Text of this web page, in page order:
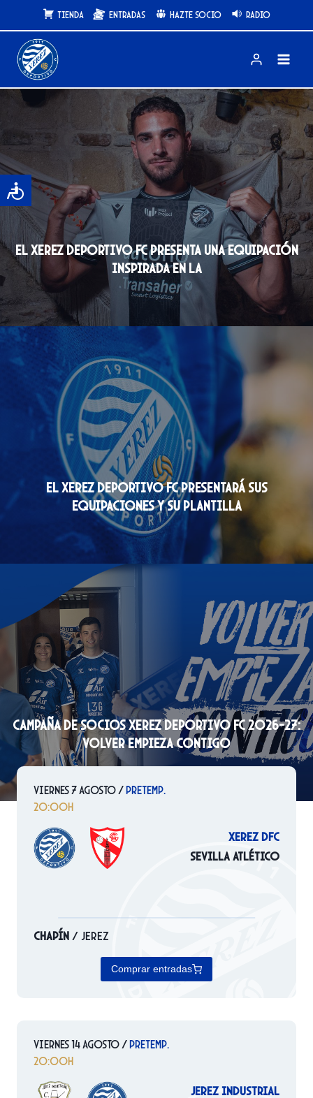
al
contenido
Tienda Entradas Hazte Socio Radio
El Xerez Deportivo FC presenta una equipación
inspirada en la
El Xerez Deportivo FC presentará sus
equipaciones y su plantilla
Campaña de Socios Xerez Deportivo FC 2026-27:
Volver Empieza Contigo
Viernes 7 Agosto /PRETEMP.
20:00h
Xerez DFC
SEVILLA ATLÉTICO
CHAPÍN/ JEREZ
Comprar entradas
Viernes 14 Agosto /PRETEMP.
20:00h
jerez industrial